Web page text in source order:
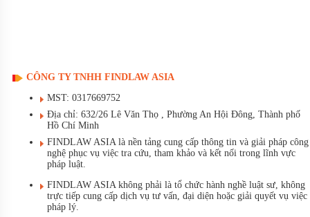
CÔNG TY TNHH FINDLAW ASIA
MST: 0317669752
Địa chỉ: 632/26 Lê Văn Thọ , Phường An Hội Đông, Thành phố
Hồ Chí Minh
FINDLAW ASIA là nền tảng cung cấp thông tin và giải pháp công
nghệ phục vụ việc tra cứu, tham khảo và kết nối trong lĩnh vực
pháp luật.
FINDLAW ASIA không phải là tổ chức hành nghề luật sư, không
trực tiếp cung cấp dịch vụ tư vấn, đại diện hoặc giải quyết vụ việc
pháp lý.